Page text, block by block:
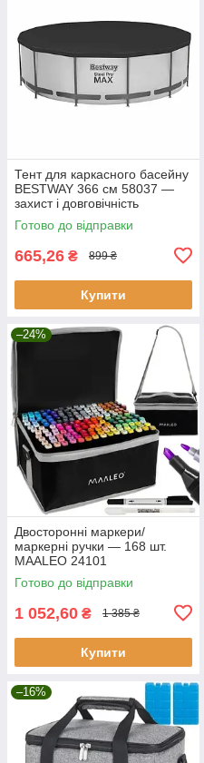
Тент для каркасного басейну
BESTWAY 366 см 58037 —
захист і довговічність
Готово до відправки
665,26 ₴ 899 ₴
Купити
–24%
Двосторонні маркери/
маркерні ручки — 168 шт.
MAALEO 24101
Готово до відправки
1 052,60 ₴ 1 385 ₴
Купити
–16%